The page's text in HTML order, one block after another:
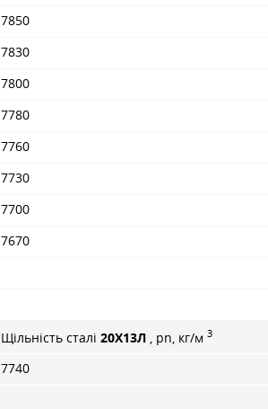
7850
7830
7800
7780
7760
7730
7700
7670
Щільність сталі 20Х13Л , pn, кг/м 3
7740